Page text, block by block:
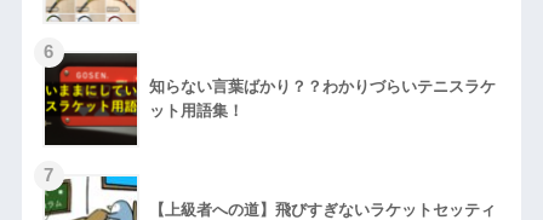
知らない言葉ばかり？？わかりづらいテニスラケ
ット用語集！
【上級者への道】飛びすぎないラケットセッティ